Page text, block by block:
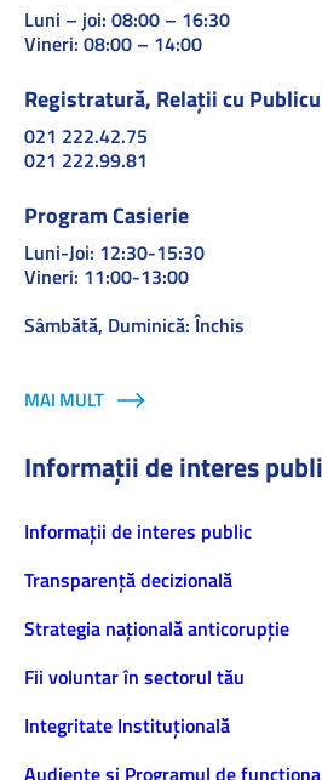
Luni – joi: 08:00 – 16:30
Vineri: 08:00 – 14:00
Registratură, Relații cu
021 222.42.75
021 222.99.81
Program Casierie
Luni-Joi: 12:30-15:30
Vineri: 11:00-13:00
Sâmbătă, Duminică: Închis
MAI MULT
Informații de interes
Informaţii de interes public
Transparență decizională
Strategia națională anticorupție
Fii voluntar în sectorul tău
Integritate Instituțională
Audiențe și Programul de